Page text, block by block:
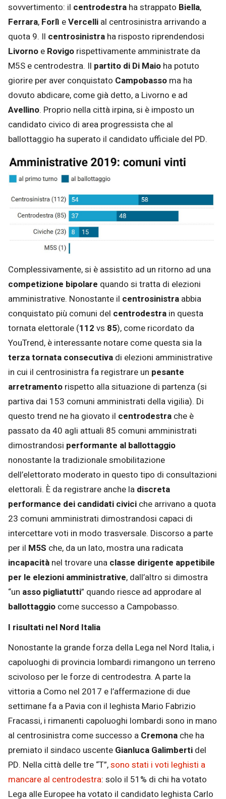
sovvertimento: il centrodestra ha strappato Biella,
Ferrara, Forlì eVercelli al centrosinistra arrivando a
quota 9. Il centrosinistra ha risposto riprendendosi
Livorno e Rovigo rispettivamente amministrate da
M5S e centrodestra. Il partito di Di Maio ha potuto
giorire per aver conquistato Campobasso ma ha
dovuto abdicare, come già detto, a Livorno e ad
Avellino. Proprio nella città irpina, si è imposto un
candidato civico di area progressista che al
ballottaggio ha superato il candidato ufficiale del PD.
Complessivamente, si è assistito ad un ritorno ad una
competizione bipolare quando si tratta di elezioni
amministrative. Nonostante il centrosinistra abbia
conquistato più comuni del centrodestra in questa
tornata elettorale (112 vs 85), come ricordato da
YouTrend, è interessante notare come questa sia la
terzatornata consecutiva di elezioni amministrative
in cui il centrosinistra fa registrare un pesante
arretramento rispetto alla situazione di partenza (si
partiva dai 153 comuni amministrati della vigilia). Di
questo trend ne ha giovato il centrodestra che è
passato da 40 agli attuali 85 comuni amministrati
dimostrandosi performante al ballottaggio
nonostante la tradizionale smobilitazione
dell’elettorato moderato in questo tipo di consultazioni
elettorali. È da registrare anche la discreta
performance dei candidati civici che arrivano a quota
23 comuni amministrati dimostrandosi capaci di
intercettare voti in modo trasversale. Discorso a parte
per il M5S che, da un lato, mostra una radicata
incapacità nel trovare una classe dirigente appetibile
per le elezioni amministrative, dall’altro si dimostra
“un asso pigliatutti” quando riesce ad approdare al
ballottaggio come successo a Campobasso.
I risultati nel Nord Italia
Nonostante la grande forza della Lega nel Nord Italia, i
capoluoghi di provincia lombardi rimangono un terreno
scivoloso per le forze di centrodestra. A parte la
vittoria a Como nel 2017 e l’affermazione di due
settimane fa a Pavia con il leghista Mario Fabrizio
Fracassi, i rimanenti capoluoghi lombardi sono in mano
al centrosinistra come successo a Cremona che ha
premiato il sindaco uscente Gianluca Galimberti del
PD. Nella città delle tre “T”,sono stati i voti leghisti a
mancare al centrodestra: solo il 51% di chi ha votato
Lega alle Europee ha votato il candidato leghista Carlo